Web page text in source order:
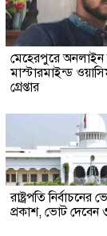
মেহেরপুরে অনলাইন
মাস্টারমাইন্ড
গ্রেপ্তার
রাষ্ট্রপতি নির্বাচনের
প্রকাশ, ভোট